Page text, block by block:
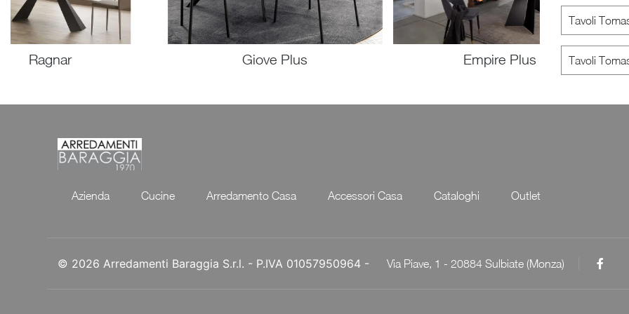
Ragnar Giove Plus Empire Plus
Tavoli
Tavoli
Azienda Cucine Arredamento Casa Accessori Casa Cataloghi Outlet
© 2026 Arredamenti Baraggia S.r.l. - P.IVA 01057950964 - Via Piave, 1 - 20884 Sulbiate (Monza)